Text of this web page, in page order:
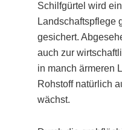
Schilfgürtel wird
Landschaftspflege
gesichert.
auch zur
in manch ärmeren
Rohstoff natürlich
wächst.